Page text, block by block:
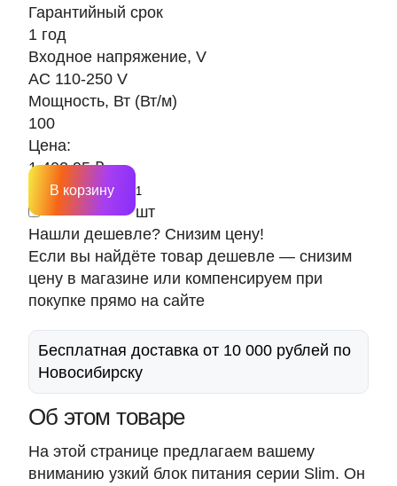
Гарантийный срок
1 год
Входное напряжение, V
AC 110-250 V
Мощность, Вт (Вт/м)
100
Цена:
1 402.95 ₽
шт
В корзину
Нашли дешевле? Снизим цену!
Если вы найдёте товар дешевле — снизим
цену в магазине или компенсируем при
покупке прямо на сайте
Бесплатная доставка от 10 000 рублей по
Новосибирску
Об этом товаре
На этой странице предлагаем вашему
вниманию узкий блок питания серии Slim. Он